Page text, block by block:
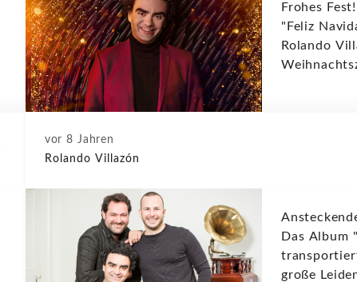
Frohes
"Feliz
Rolando
vor 8 Jahren
Rolando Villazón
Das Album
große